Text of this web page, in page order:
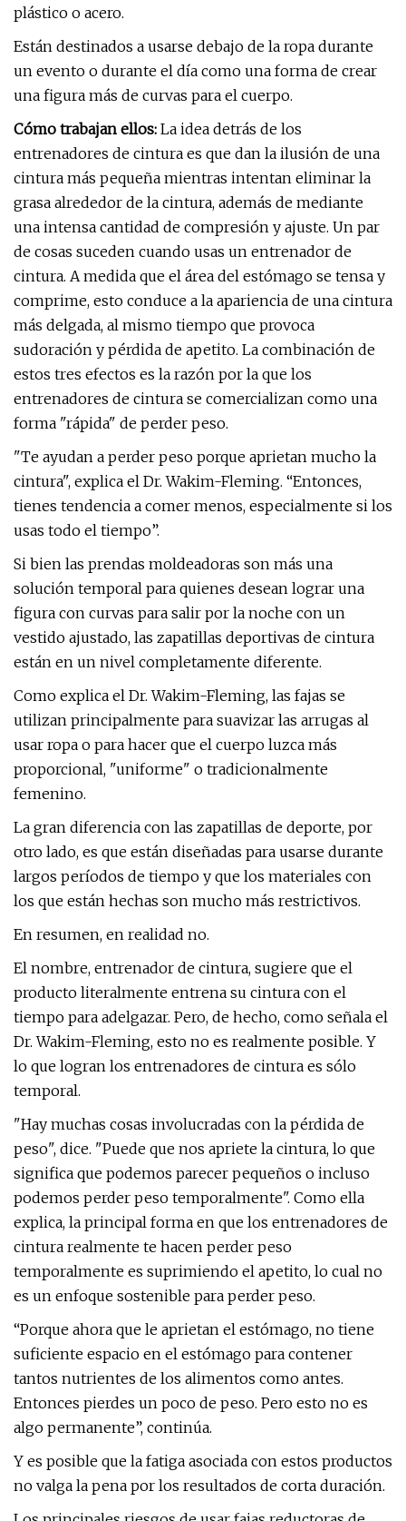
plástico o acero.
Están destinados a usarse debajo de la ropa durante
un evento o durante el día como una forma de crear
una figura más de curvas para el cuerpo.
Cómo trabajan ellos: La idea detrás de los
entrenadores de cintura es que dan la ilusión de una
cintura más pequeña mientras intentan eliminar la
grasa alrededor de la cintura, además de mediante
una intensa cantidad de compresión y ajuste. Un par
de cosas suceden cuando usas un entrenador de
cintura. A medida que el área del estómago se tensa y
comprime, esto conduce a la apariencia de una cintura
más delgada, al mismo tiempo que provoca
sudoración y pérdida de apetito. La combinación de
estos tres efectos es la razón por la que los
entrenadores de cintura se comercializan como una
forma "rápida" de perder peso.
"Te ayudan a perder peso porque aprietan mucho la
cintura", explica el Dr. Wakim-Fleming. “Entonces,
tienes tendencia a comer menos, especialmente si los
usas todo el tiempo”.
Si bien las prendas moldeadoras son más una
solución temporal para quienes desean lograr una
figura con curvas para salir por la noche con un
vestido ajustado, las zapatillas deportivas de cintura
están en un nivel completamente diferente.
Como explica el Dr. Wakim-Fleming, las fajas se
utilizan principalmente para suavizar las arrugas al
usar ropa o para hacer que el cuerpo luzca más
proporcional, "uniforme" o tradicionalmente
femenino.
La gran diferencia con las zapatillas de deporte, por
otro lado, es que están diseñadas para usarse durante
largos períodos de tiempo y que los materiales con
los que están hechas son mucho más restrictivos.
En resumen, en realidad no.
El nombre, entrenador de cintura, sugiere que el
producto literalmente entrena su cintura con el
tiempo para adelgazar. Pero, de hecho, como señala el
Dr. Wakim-Fleming, esto no es realmente posible. Y
lo que logran los entrenadores de cintura es sólo
temporal.
"Hay muchas cosas involucradas con la pérdida de
peso", dice. "Puede que nos apriete la cintura, lo que
significa que podemos parecer pequeños o incluso
podemos perder peso temporalmente". Como ella
explica, la principal forma en que los entrenadores de
cintura realmente te hacen perder peso
temporalmente es suprimiendo el apetito, lo cual no
es un enfoque sostenible para perder peso.
“Porque ahora que le aprietan el estómago, no tiene
suficiente espacio en el estómago para contener
tantos nutrientes de los alimentos como antes.
Entonces pierdes un poco de peso. Pero esto no es
algo permanente”, continúa.
Y es posible que la fatiga asociada con estos productos
no valga la pena por los resultados de corta duración.